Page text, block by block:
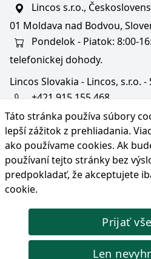
Táto stránka používa súbory
lepší zážitok z prehliadania.
ako používame cookies. Ak
používaní tejto stránky bez
predpokladať, že akceptujete
cookie.
Prijať
Len
Lincos s.r.o.,
01 Moldava nad Bodvou,
Pondelok - Piatok: 8:00-
telefonickej dohody.
Lincos Slovakia - Lincos, s.r.o. -
+421 915 155 468
+36/30 343 6714
bratislava@lincos.sk
Lincos s.r.o., Rustaveliho
Rača, Slovensko
Iba sídlo firmy
© Copyright 2026 Lincos